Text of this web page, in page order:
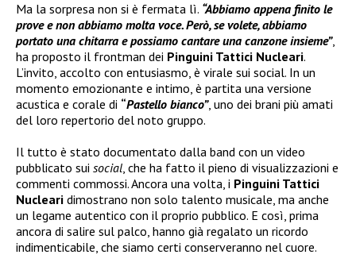
Ma la sorpresa non si è fermata lì. “Abbiamo appena finito le
prove e non abbiamo molta voce. Però, se volete, abbiamo
portato una chitarra e possiamo cantare una canzone insieme”,
ha proposto il frontman dei Pinguini Tattici Nucleari.
L’invito, accolto con entusiasmo, è virale sui social. In un
momento emozionante e intimo, è partita una versione
acustica e corale di “Pastello bianco”, uno dei brani più amati
del loro repertorio del noto gruppo.
Il tutto è stato documentato dalla band con un video
pubblicato sui social, che ha fatto il pieno di visualizzazioni e
commenti commossi. Ancora una volta, i Pinguini Tattici
Nucleari dimostrano non solo talento musicale, ma anche
un legame autentico con il proprio pubblico. E così, prima
ancora di salire sul palco, hanno già regalato un ricordo
indimenticabile, che siamo certi conserveranno nel cuore.